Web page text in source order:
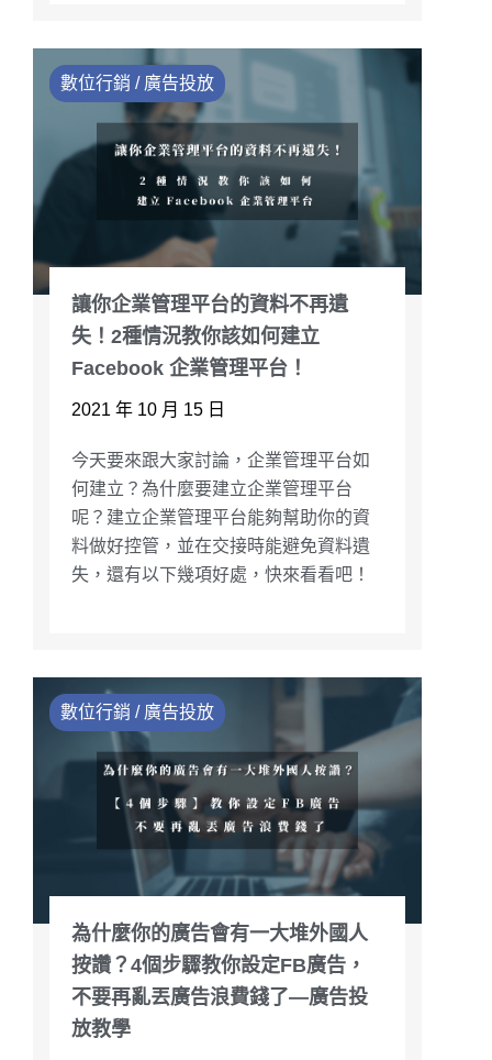
數位行銷 / 廣告投放
讓你企業管理平台的資料不再遺
失！2種情況教你該如何建立
Facebook 企業管理平台！
2021 年 10 月 15 日
今天要來跟大家討論，企業管理平台如
何建立？為什麼要建立企業管理平台
呢？建立企業管理平台能夠幫助你的資
料做好控管，並在交接時能避免資料遺
失，還有以下幾項好處，快來看看吧！
數位行銷 / 廣告投放
為什麼你的廣告會有一大堆外國人
按讚？4個步驟教你設定FB廣告，
不要再亂丟廣告浪費錢了—廣告投
放教學